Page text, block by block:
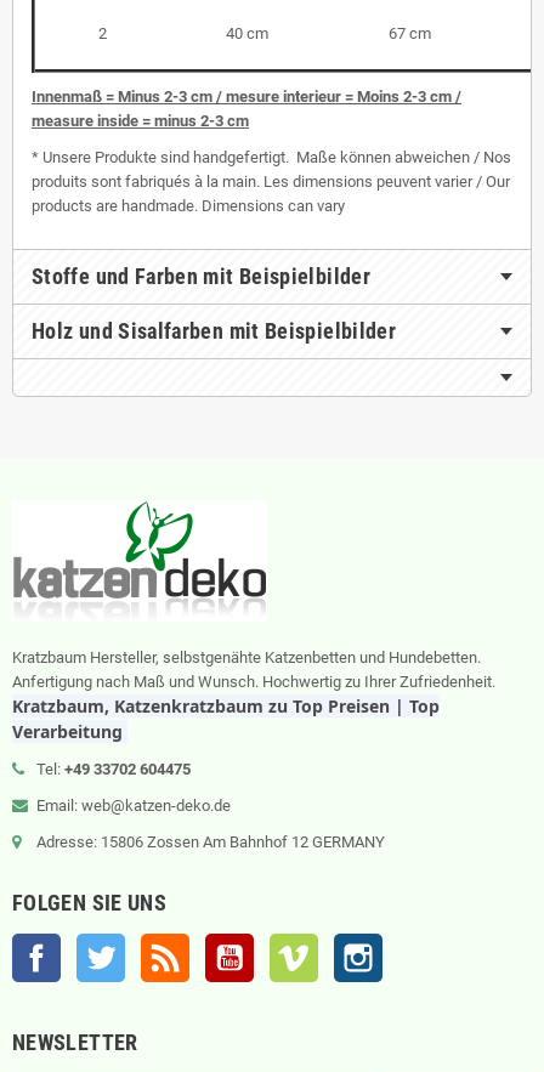
2 40 cm 67 cm
Innenmaß = Minus 2-3 cm / mesure interieur = Moins 2-3 cm /
measure inside = minus 2-3 cm
* Unsere Produkte sind handgefertigt. Maße können abweichen / Nos
produits sont fabriqués à la main. Les dimensions peuvent varier / Our
products are handmade. Dimensions can vary
Stoffe und Farben mit Beispielbilder
Holz und Sisalfarben mit Beispielbilder
Kratzbaum Hersteller, selbstgenähte Katzenbetten und Hundebetten.
Anfertigung nach Maß und Wunsch. Hochwertig zu Ihrer Zufriedenheit.
Kratzbaum, Katzenkratzbaum zu Top Preisen | Top
Verarbeitung
Tel: +49 33702 604475
Email: web@katzen-deko.de
Adresse: 15806 Zossen Am Bahnhof 12 GERMANY
FOLGEN SIE UNS
Facebook Twitter RSS YouTube Vimeo
NEWSLETTER